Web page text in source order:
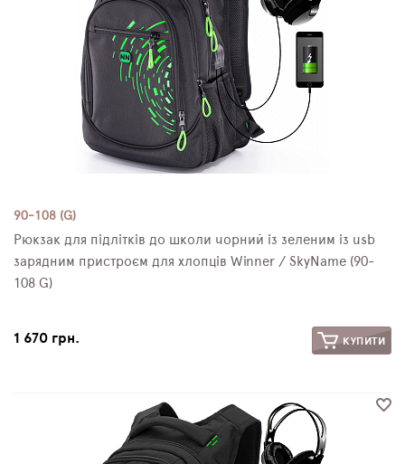
90-108 (G)
Рюкзак для підлітків до школи чорний із зеленим із usb
зарядним пристроєм для хлопців Winner / SkyName (90-
108 G)
1 670 грн. КУПИТИ